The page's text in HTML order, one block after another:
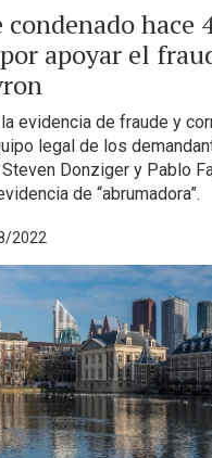
hace
apoyar el
evidencia de fraude y
legal de los
Donziger y Pablo
de “abrumadora”.
2022